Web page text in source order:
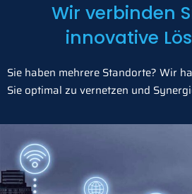
Wir verbinden
innovative
Sie haben mehrere Standorte? Wir
Sie optimal zu vernetzen und